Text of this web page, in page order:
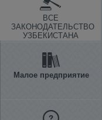
ВСЕ
ЗАКОНОДАТЕЛЬСТВО
УЗБЕКИСТАНА
Малое предприятие